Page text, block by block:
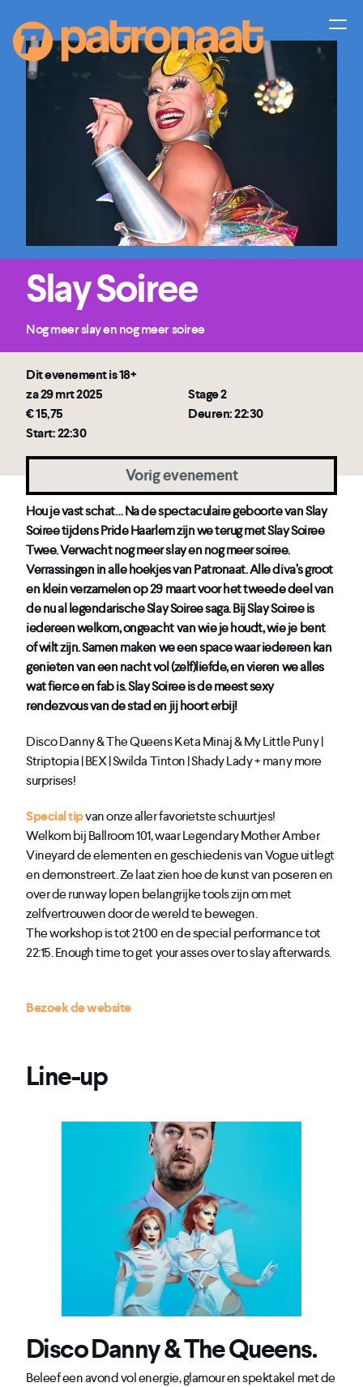
Slay Soiree
Nog meer slay en nog meer soiree
Dit evenement is 18+
za 29 mrt 2025
Stage 2
€ 15,75
Deuren: 22:30
Start: 22:30
Vorig evenement
Hou je vast schat… Na de spectaculaire geboorte van Slay
Soiree tijdens Pride Haarlem zijn we terug met Slay Soiree
Twee. Verwacht nog meer slay en nog meer soiree.
Verrassingen in alle hoekjes van Patronaat. Alle diva’s groot
en klein verzamelen op 29 maart voor het tweede deel van
de nu al legendarische Slay Soiree saga. Bij Slay Soiree is
iedereen welkom, ongeacht van wie je houdt, wie je bent
of wilt zijn. Samen maken we een space waar iedereen kan
genieten van een nacht vol (zelf)liefde, en vieren we alles
wat fierce en fab is. Slay Soiree is de meest sexy
rendezvous van de stad en jij hoort erbij!
Disco Danny & The Queens Keta Minaj & My Little Puny |
Striptopia | BEX | Swilda Tinton | Shady Lady + many more
surprises!
Special tipvan onze aller favorietste schuurtjes!
Welkom bij Ballroom 101, waar Legendary Mother Amber
Vineyard de elementen en geschiedenis van Vogue uitlegt
en demonstreert. Ze laat zien hoe de kunst van poseren en
over de runway lopen belangrijke tools zijn om met
zelfvertrouwen door de wereld te bewegen.
The workshop is tot 21:00 en de special performance tot
22:15. Enough time to get your asses over to slay afterwards.
Bezoek de website
Line-up
Disco Danny & The Queens.
Beleef een avond vol energie, glamour en spektakel met de